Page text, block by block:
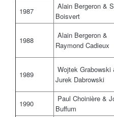
1987
Alain Bergeron &
Boisvert
1988
Alain Bergeron &
Raymond Cadieux
1989
Wojtek Grabowski
Jurek Dabrowski
1990
Paul Choinière &
Buffum